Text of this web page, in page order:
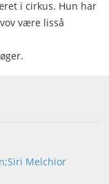
i cirkus. Hun har
være lisså
Melchior